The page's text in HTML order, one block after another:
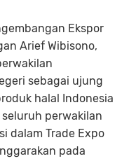
Ekspor
Arief Wibisono,
sebagai ujung
halal Indonesia
perwakilan
dalam Trade Expo
pada